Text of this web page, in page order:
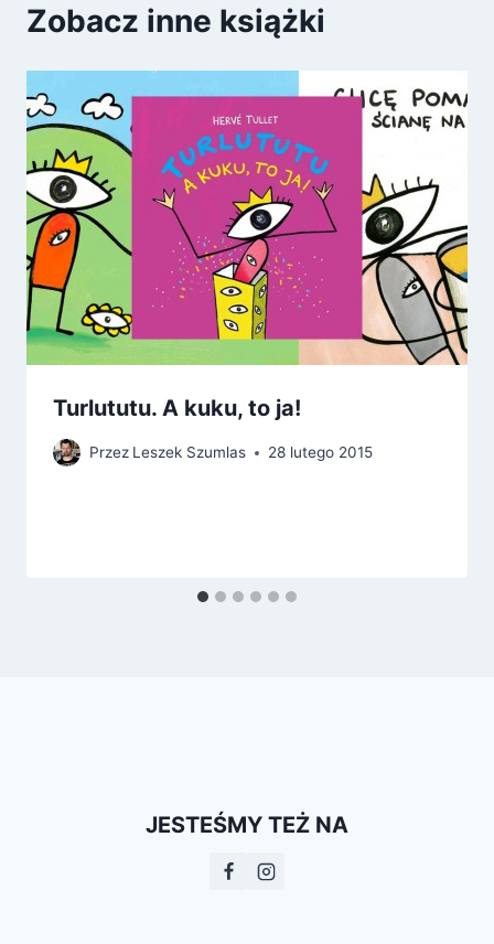
Zobacz inne książki
Turlututu. A kuku, to ja!
Przez Leszek Szumlas 28 lutego 2015
JESTEŚMY TEŻ NA